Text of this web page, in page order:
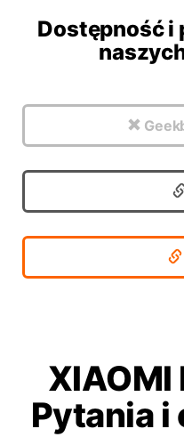
Dostępność i
XIAOMI
Pytania i